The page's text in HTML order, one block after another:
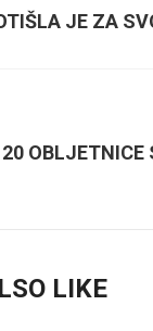
JE ZA
LIKE